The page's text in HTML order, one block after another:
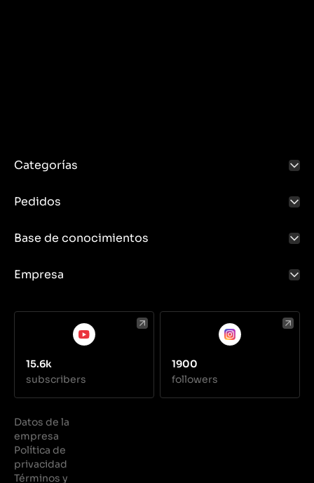
Categorías
Pedidos
Base de conocimientos
Empresa
15.6k
subscribers
1900
followers
Datos de la
empresa
Política de
privacidad
Términos y